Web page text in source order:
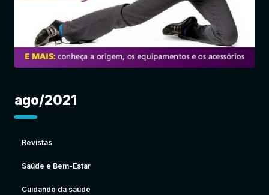
ago/2021
Revistas
Saúde e Bem-Estar
Cuidando da saúde